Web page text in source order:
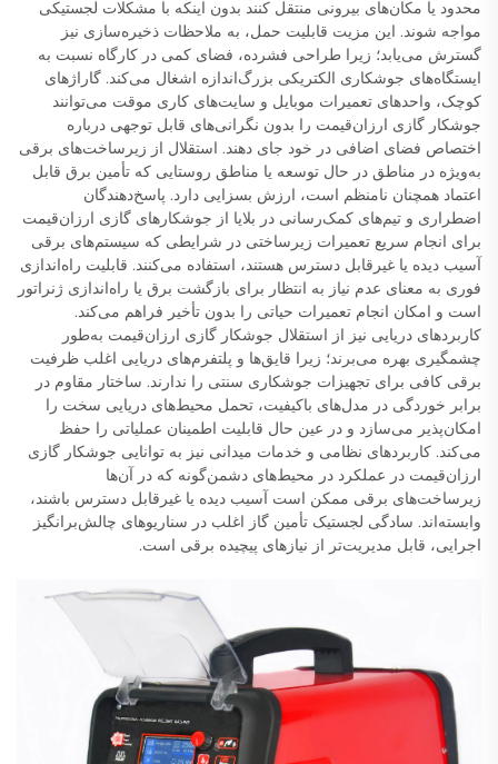
محدود یا مکان‌های بیرونی منتقل کنند بدون اینکه با مشکلات لجستیکی
مواجه شوند. این مزیت قابلیت حمل، به ملاحظات ذخیره‌سازی نیز
گسترش می‌یابد؛ زیرا طراحی فشرده، فضای کمی در کارگاه نسبت به
ایستگاه‌های جوشکاری الکتریکی بزرگ‌اندازه اشغال می‌کند. گاراژهای
کوچک، واحدهای تعمیرات موبایل و سایت‌های کاری موقت می‌توانند
جوشکار گازی ارزان‌قیمت را بدون نگرانی‌های قابل توجهی درباره
اختصاص فضای اضافی در خود جای دهند. استقلال از زیرساخت‌های برقی
به‌ویژه در مناطق در حال توسعه یا مناطق روستایی که تأمین برق قابل
اعتماد همچنان نامنظم است، ارزش بسزایی دارد. پاسخ‌دهندگان
اضطراری و تیم‌های کمک‌رسانی در بلایا از جوشکارهای گازی ارزان‌قیمت
برای انجام سریع تعمیرات زیرساختی در شرایطی که سیستم‌های برقی
آسیب دیده یا غیرقابل دسترس هستند، استفاده می‌کنند. قابلیت راه‌اندازی
فوری به معنای عدم نیاز به انتظار برای بازگشت برق یا راه‌اندازی ژنراتور
است و امکان انجام تعمیرات حیاتی را بدون تأخیر فراهم می‌کند.
کاربردهای دریایی نیز از استقلال جوشکار گازی ارزان‌قیمت به‌طور
چشمگیری بهره می‌برند؛ زیرا قایق‌ها و پلتفرم‌های دریایی اغلب ظرفیت
برقی کافی برای تجهیزات جوشکاری سنتی را ندارند. ساختار مقاوم در
برابر خوردگی در مدل‌های باکیفیت، تحمل محیط‌های دریایی سخت را
امکان‌پذیر می‌سازد و در عین حال قابلیت اطمینان عملیاتی را حفظ
می‌کند. کاربردهای نظامی و خدمات میدانی نیز به توانایی جوشکار گازی
ارزان‌قیمت در عملکرد در محیط‌های دشمن‌گونه که در آن‌ها
زیرساخت‌های برقی ممکن است آسیب دیده یا غیرقابل دسترس باشند،
وابسته‌اند. سادگی لجستیک تأمین گاز اغلب در سناریوهای چالش‌برانگیز
اجرایی، قابل مدیریت‌تر از نیازهای پیچیده برقی است.